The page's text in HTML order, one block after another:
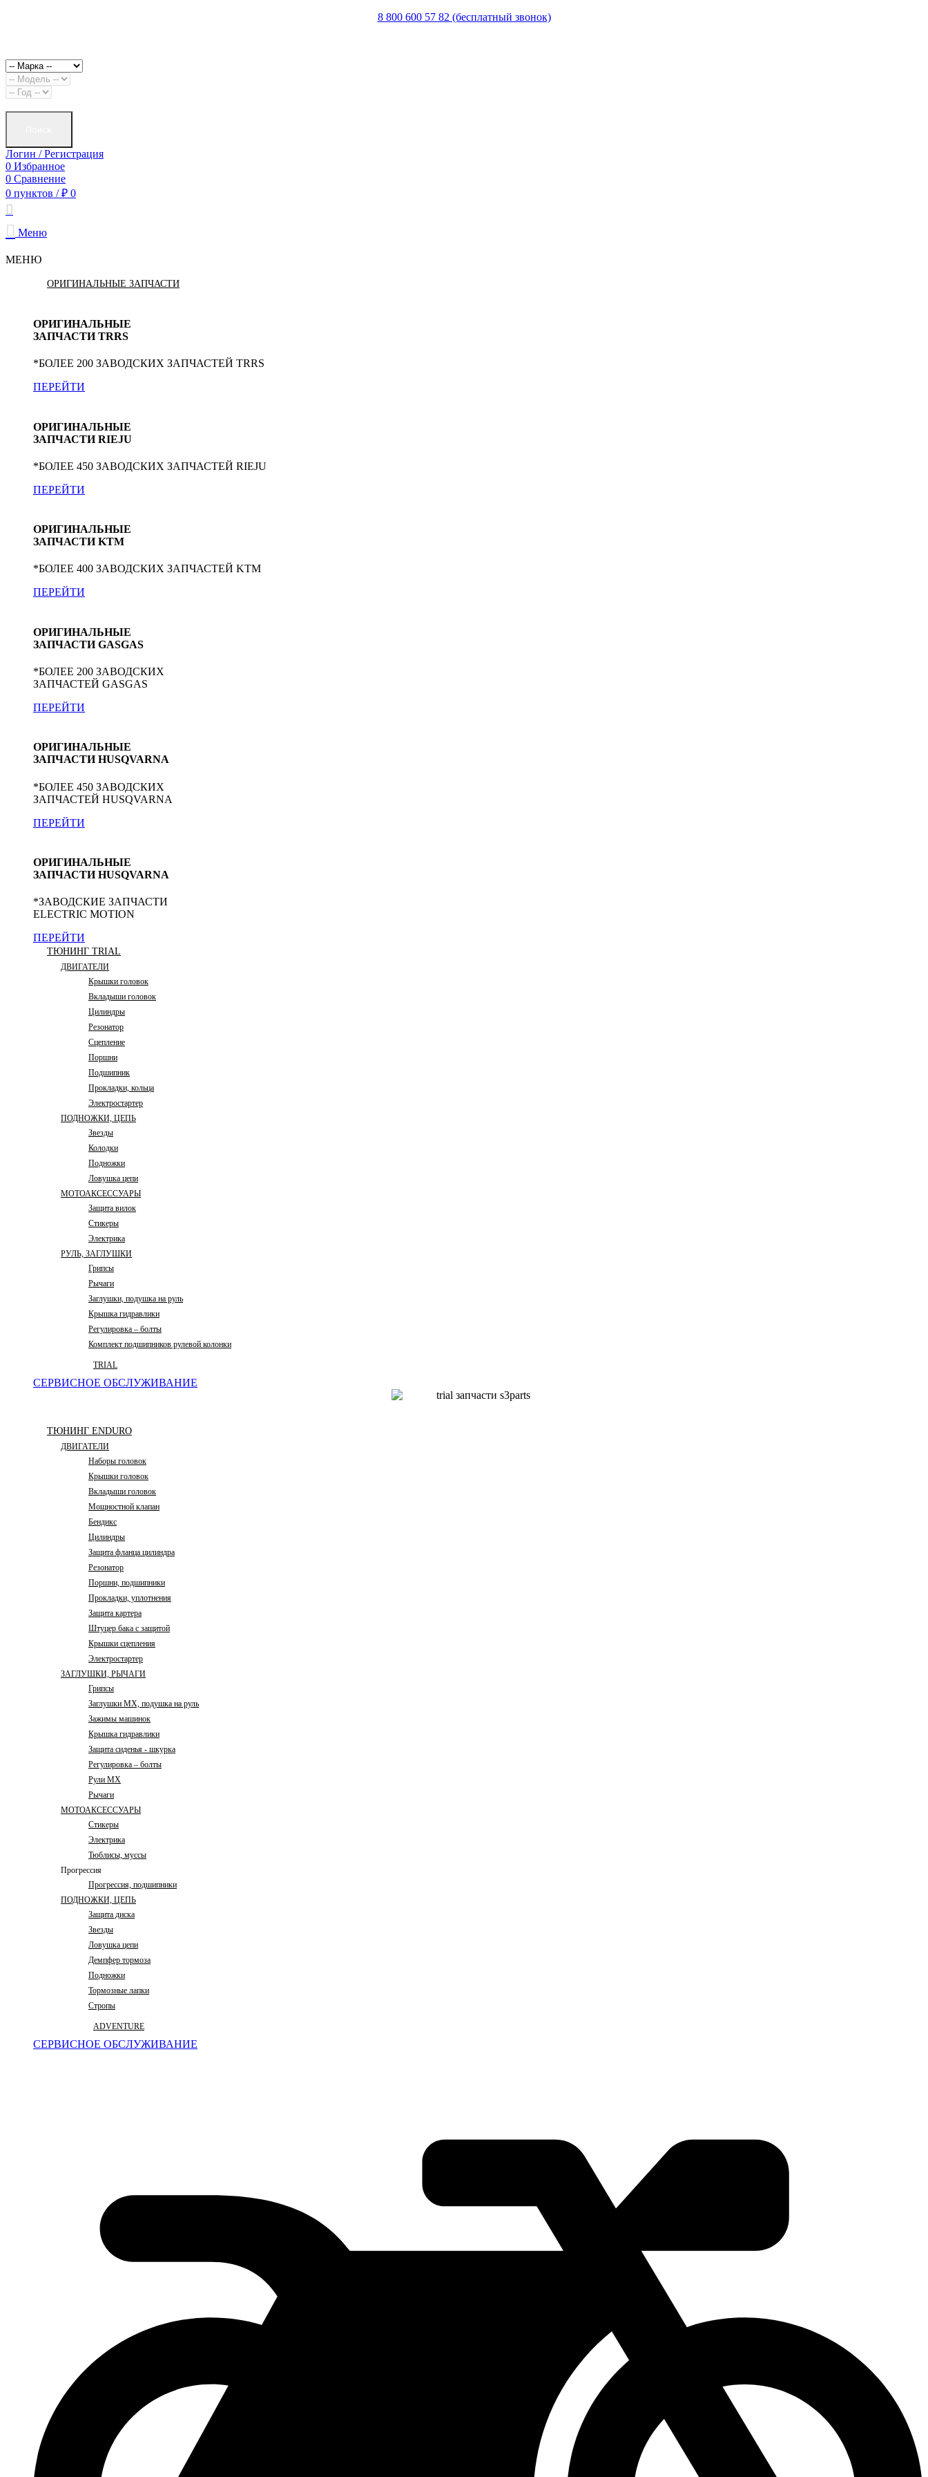
8 800 600 57 82 (бесплатный звонок)
Логин / Регистрация
0 Избранное
0 Сравнение
0 пунктов / ₽ 0
Меню
МЕНЮ
ОРИГИНАЛЬНЫЕ ЗАПЧАСТИ
ОРИГИНАЛЬНЫЕ
ЗАПЧАСТИ TRRS
*БОЛЕЕ 200 ЗАВОДСКИХ ЗАПЧАСТЕЙ TRRS
ПЕРЕЙТИ
ОРИГИНАЛЬНЫЕ
ЗАПЧАСТИ RIEJU
*БОЛЕЕ 450 ЗАВОДСКИХ ЗАПЧАСТЕЙ RIEJU
ПЕРЕЙТИ
ОРИГИНАЛЬНЫЕ
ЗАПЧАСТИ KTM
*БОЛЕЕ 400 ЗАВОДСКИХ ЗАПЧАСТЕЙ KTM
ПЕРЕЙТИ
ОРИГИНАЛЬНЫЕ
ЗАПЧАСТИ GASGAS
*БОЛЕЕ 200 ЗАВОДСКИХ
ЗАПЧАСТЕЙ GASGAS
ПЕРЕЙТИ
ОРИГИНАЛЬНЫЕ
ЗАПЧАСТИ HUSQVARNA
*БОЛЕЕ 450 ЗАВОДСКИХ
ЗАПЧАСТЕЙ HUSQVARNA
ПЕРЕЙТИ
ОРИГИНАЛЬНЫЕ
ЗАПЧАСТИ HUSQVARNA
*ЗАВОДСКИЕ ЗАПЧАСТИ
ELECTRIC MOTION
ПЕРЕЙТИ
ТЮНИНГ TRIAL
ДВИГАТЕЛИ
Крышки головок
Вкладыши головок
Цилиндры
Резонатор
Сцепление
Поршни
Подшипник
Прокладки, кольца
Электростартер
ПОДНОЖКИ, ЦЕПЬ
Звезды
Колодки
Подножки
Ловушка цепи
МОТОАКСЕССУАРЫ
Защита вилок
Стикеры
Электрика
РУЛЬ, ЗАГЛУШКИ
Грипсы
Рычаги
Заглушки, подушка на руль
Крышка гидравлики
Регулировка – болты
Комплект подшипников рулевой колонки
TRIAL
СЕРВИСНОЕ ОБСЛУЖИВАНИЕ
ТЮНИНГ ENDURO
ДВИГАТЕЛИ
Наборы головок
Крышки головок
Вкладыши головок
Мощностной клапан
Бендикс
Цилиндры
Защита фланца цилиндра
Резонатор
Поршни, подшипники
Прокладки, уплотнения
Защита картера
Штуцер бака с защитой
Крышки сцепления
Электростартер
ЗАГЛУШКИ, РЫЧАГИ
Грипсы
Заглушки MX, подушка на руль
Зажимы машинок
Крышка гидравлики
Защита сиденья - шкурка
Регулировка – болты
Рули MX
Рычаги
МОТОАКСЕССУАРЫ
Стикеры
Электрика
Тюблисы, муссы
Прогрессия
Прогрессия, подшипники
ПОДНОЖКИ, ЦЕПЬ
Защита диска
Звезды
Ловушка цепи
Демпфер тормоза
Подножки
Тормозные лапки
Стропы
ADVENTURE
СЕРВИСНОЕ ОБСЛУЖИВАНИЕ